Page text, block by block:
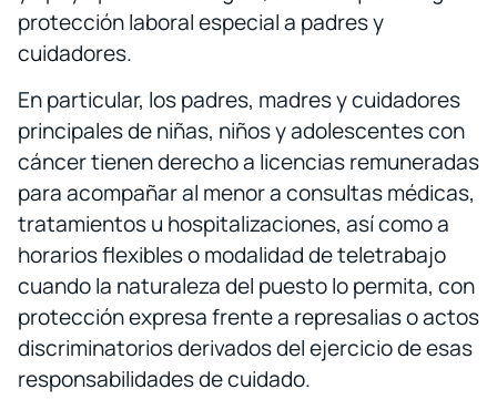
protección laboral especial a padres y
cuidadores.
En particular, los padres, madres y cuidadores
principales de niñas, niños y adolescentes con
cáncer tienen derecho a licencias remuneradas
para acompañar al menor a consultas médicas,
tratamientos u hospitalizaciones, así como a
horarios flexibles o modalidad de teletrabajo
cuando la naturaleza del puesto lo permita, con
protección expresa frente a represalias o actos
discriminatorios derivados del ejercicio de esas
responsabilidades de cuidado.